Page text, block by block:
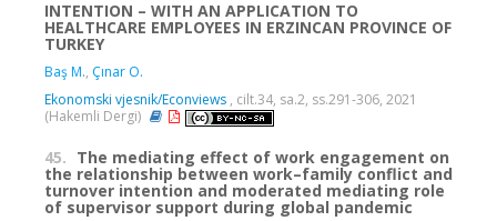
INTENTION – WITH AN APPLICATION TO
HEALTHCARE EMPLOYEES IN ERZINCAN PROVINCE OF
TURKEY
Baş M., Çınar O.
Ekonomski vjesnik/Econviews , cilt.34, sa.2, ss.291-306, 2021
(Hakemli Dergi)
45. The mediating effect of work engagement on
the relationship between work–family conflict and
turnover intention and moderated mediating role
of supervisor support during global pandemic